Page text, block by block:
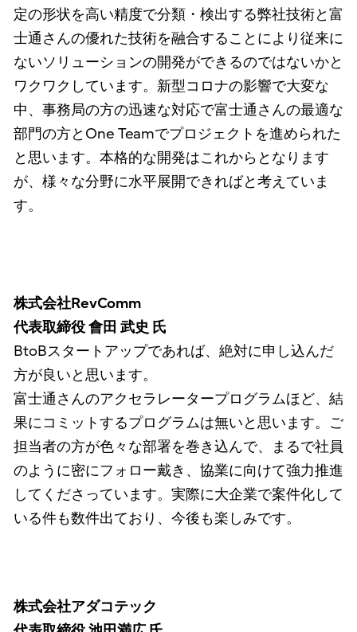
定の形状を高い精度で分類・検出する弊社技術と富
士通さんの優れた技術を融合することにより従来に
ないソリューションの開発ができるのではないかと
ワクワクしています。新型コロナの影響で大変な
中、事務局の方の迅速な対応で富士通さんの最適な
部門の方とOne Teamでプロジェクトを進められた
と思います。本格的な開発はこれからとなります
が、様々な分野に水平展開できればと考えていま
す。
株式会社RevComm
代表取締役 會田 武史 氏
BtoBスタートアップであれば、絶対に申し込んだ
方が良いと思います。
富士通さんのアクセラレータープログラムほど、結
果にコミットするプログラムは無いと思います。ご
担当者の方が色々な部署を巻き込んで、まるで社員
のように密にフォロー戴き、協業に向けて強力推進
してくださっています。実際に大企業で案件化して
いる件も数件出ており、今後も楽しみです。
株式会社アダコテック